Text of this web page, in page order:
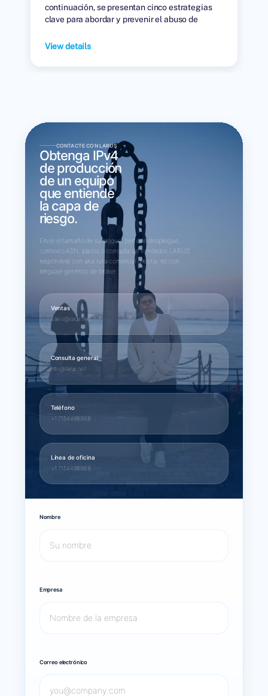
continuación, se presentan cinco estrategias
clave para abordar y prevenir el abuso de
View details
CONTACTE CON LARUS
Obtenga IPv4
de producción
de un equipo
que entiende
la capa de
riesgo.
Envíe el tamaño de su bloque, perfil de despliegue,
contexto ASN, plazos o consulta de vendedor. LARUS
responderá con una ruta comercial directa, no con
lenguaje genérico de broker.
Ventas
sales@larus.net
Consulta general
info@larus.net
Teléfono
+1 7154498968
Línea de oficina
+1 7154498968
Nombre
Empresa
Correo electrónico